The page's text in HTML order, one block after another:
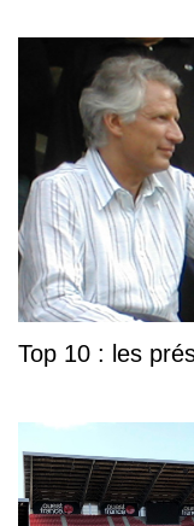
Top 10 : les